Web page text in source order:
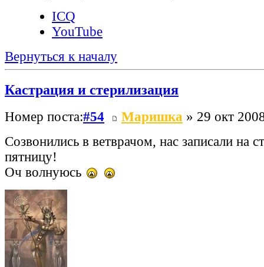
ICQ
YouTube
Вернуться к началу
Кастрация и стерилизация
Номер поста:#54 Маришка » 29 окт
Созвонились в ветврачом, нас записали на
пятницу!
Оч волнуюсь